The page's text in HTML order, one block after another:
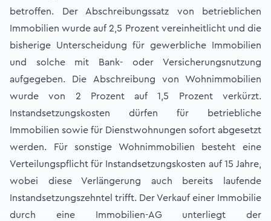
betroffen. Der Abschreibungssatz von betrieblichen
Immobilien wurde auf 2,5 Prozent vereinheitlicht und die
bisherige Unterscheidung für gewerbliche Immobilien
und solche mit Bank- oder Versicherungsnutzung
aufgegeben. Die Abschreibung von Wohnimmobilien
wurde von 2 Prozent auf 1,5 Prozent verkürzt.
Instandsetzungskosten dürfen für betriebliche
Immobilien sowie für Dienstwohnungen sofort abgesetzt
werden. Für sonstige Wohnimmobilien besteht eine
Verteilungspflicht für Instandsetzungskosten auf 15 Jahre,
wobei diese Verlängerung auch bereits laufende
Instandsetzungszehntel trifft. Der Verkauf einer Immobilie
durch eine Immobilien-AG unterliegt der